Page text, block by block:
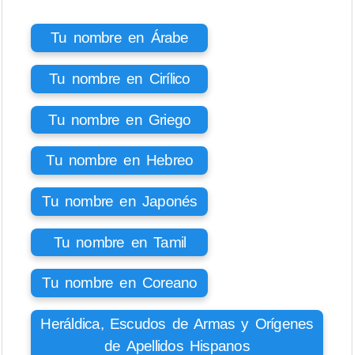
Tu nombre en Árabe
Tu nombre en Cirílico
Tu nombre en Griego
Tu nombre en Hebreo
Tu nombre en Japonés
Tu nombre en Tamil
Tu nombre en Coreano
Heráldica, Escudos de Armas y Orígenes
de Apellidos Hispanos